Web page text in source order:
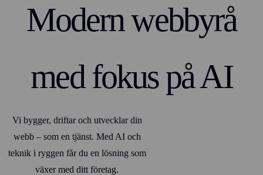
Modern webbyrå
med fokus på AI
Vi bygger, driftar och utvecklar din
webb – som en tjänst. Med AI och
teknik i ryggen får du en lösning som
växer med ditt företag.